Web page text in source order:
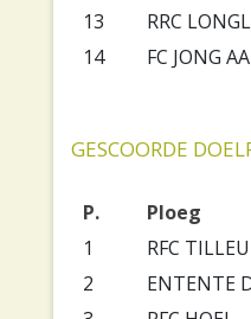
13
RRC
14
FC JONG
GESCOORDE
P.
Ploeg
1
RFC
2
ENTENTE